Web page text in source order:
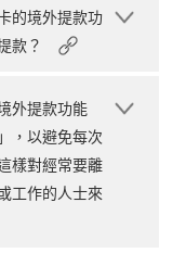
的境外提款功
款？
外提款功能
，以避免每次
樣對經常要離
工作的人士來